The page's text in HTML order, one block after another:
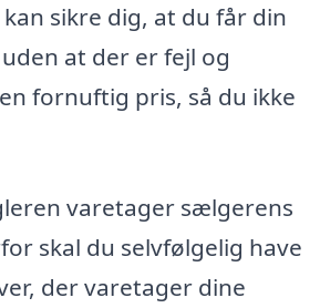
sikre dig, at du får din
at der er fejl og
fornuftig pris, så du ikke
varetager sælgerens
skal du selvfølgelig have
der varetager dine